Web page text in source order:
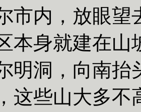
市内，放眼
本身就建在
明洞，向南抬
这些山大多